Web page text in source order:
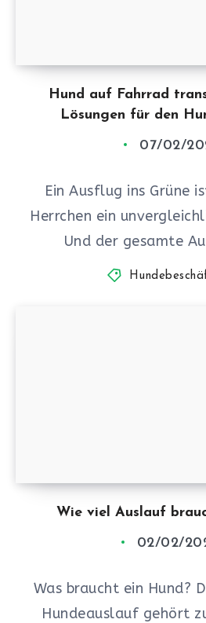
Hund auf Fahrrad
Lösungen für den
07/02/
Ein Ausflug ins Grüne
Herrchen ein
Und der gesamte
Wie viel Auslauf
02/02/
Was braucht ein Hund?
Hundeauslauf gehört